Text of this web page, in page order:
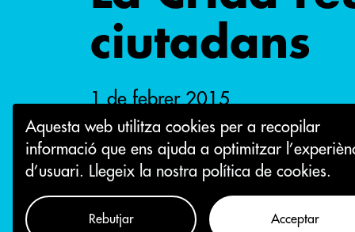
Aquesta web utilitza cookies per a recopilar
informació que ens ajuda a optimitzar
d’usuari. Llegeix la nostra política de cookies.
Rebutjar Acceptar
ciutadans
1 de febrer 2015
Com participar